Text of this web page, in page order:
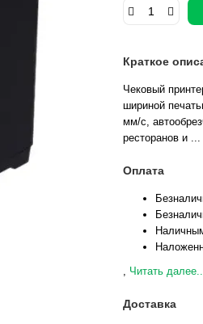
Краткое
Чековый
шириной
мм/с,
ресторанов и ...
Оплата
, Читать
Доставка